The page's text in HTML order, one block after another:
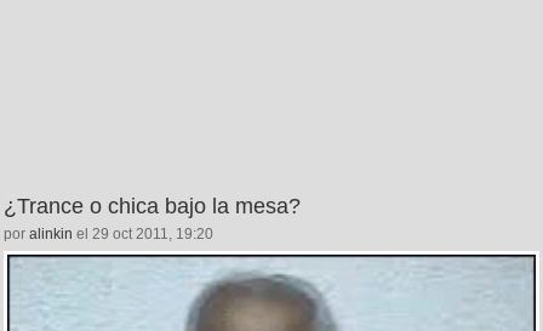
¿Trance o chica bajo la mesa?
por alinkin el 29 oct 2011, 19:20